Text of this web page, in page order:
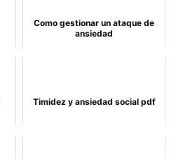
Como gestionar un ataque de
ansiedad
Timidez y ansiedad social pdf